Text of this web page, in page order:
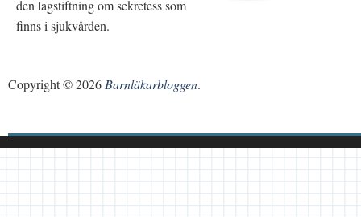
den lagstiftning om sekretess som
finns i sjukvården.
Copyright © 2026 Barnläkarbloggen.